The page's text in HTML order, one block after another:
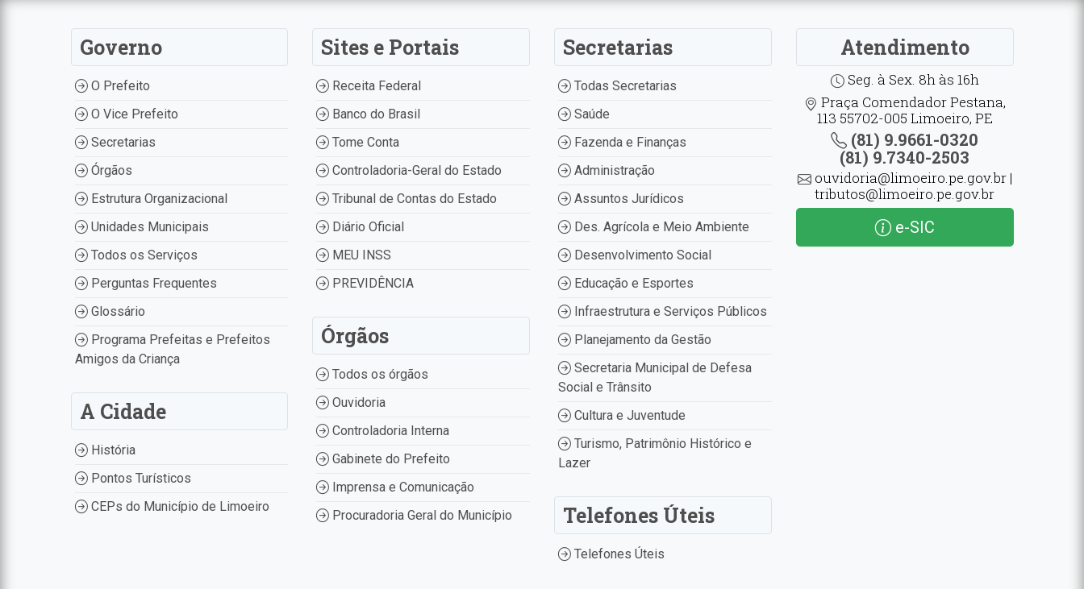
Governo
O Prefeito
O Vice Prefeito
Secretarias
Órgãos
Estrutura Organizacional
Unidades Municipais
Todos os Serviços
Perguntas Frequentes
Glossário
Programa Prefeitas e Prefeitos
Amigos da Criança
A Cidade
História
Pontos Turísticos
CEPs do Município de Limoeiro
Sites e Portais
Receita Federal
Banco do Brasil
Tome Conta
Controladoria-Geral do Estado
Tribunal de Contas do Estado
Diário Oficial
MEU INSS
PREVIDÊNCIA
Órgãos
Todos os órgãos
Ouvidoria
Controladoria Interna
Gabinete do Prefeito
Imprensa e Comunicação
Procuradoria Geral do Município
Secretarias
Todas Secretarias
Saúde
Fazenda e Finanças
Administração
Assuntos Jurídicos
Des. Agrícola e Meio Ambiente
Desenvolvimento Social
Educação e Esportes
Infraestrutura e Serviços Públicos
Planejamento da Gestão
Secretaria Municipal de Defesa
Social e Trânsito
Cultura e Juventude
Turismo, Patrimônio Histórico e
Lazer
Telefones Úteis
Telefones Úteis
Atendimento
Seg. à Sex. 8h às 16h
Praça Comendador Pestana,
113 55702-005 Limoeiro, PE
(81) 9.9661-0320
(81) 9.7340-2503
ouvidoria@limoeiro.pe.gov.br |
tributos@limoeiro.pe.gov.br
e-SIC